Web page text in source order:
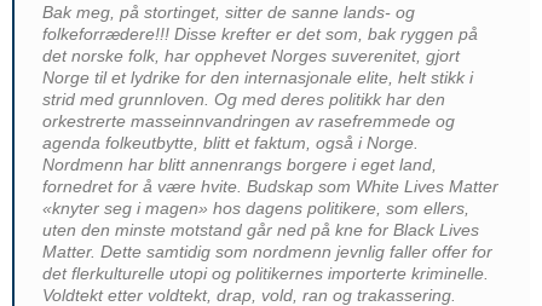
Bak meg, på stortinget, sitter de sanne lands- og
folkeforrædere!!! Disse krefter er det som, bak ryggen på
det norske folk, har opphevet Norges suverenitet, gjort
Norge til et lydrike for den internasjonale elite, helt stikk i
strid med grunnloven. Og med deres politikk har den
orkestrerte masseinnvandringen av rasefremmede og
agenda folkeutbytte, blitt et faktum, også i Norge.
Nordmenn har blitt annenrangs borgere i eget land,
fornedret for å være hvite. Budskap som White Lives Matter
«knyter seg i magen» hos dagens politikere, som ellers,
uten den minste motstand går ned på kne for Black Lives
Matter. Dette samtidig som nordmenn jevnlig faller offer for
det flerkulturelle utopi og politikernes importerte kriminelle.
Voldtekt etter voldtekt, drap, vold, ran og trakassering.